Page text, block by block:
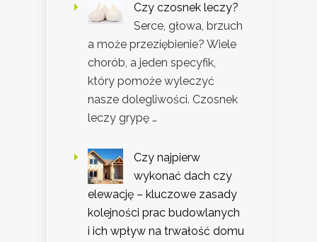
Czy czosnek leczy?
Serce, głowa, brzuch
a może przeziębienie? Wiele
chorób, a jeden specyfik,
który pomoże wyleczyć
nasze dolegliwości. Czosnek
leczy grypę …
Czy najpierw
wykonać dach czy
elewację – kluczowe zasady
kolejności prac budowlanych
i ich wpływ na trwałość domu